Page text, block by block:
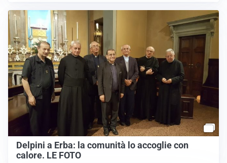
Delpini a Erba: la comunità lo accoglie con
calore. LE FOTO